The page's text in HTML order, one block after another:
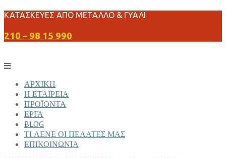
Skip
content
ΚΑΤΑΣΚΕΥΕΣ ΑΠΟ ΜΕΤΑΛΛΟ & ΓΥΑΛΙ
210 – 98 15 990
ΑΡΧΙΚΗ
Η ΕΤΑΙΡΕΙΑ
ΠΡΟΪΟΝΤΑ
ΕΡΓΑ
BLOG
ΤΙ ΛΕΝΕ ΟΙ ΠΕΛΑΤΕΣ ΜΑΣ
ΕΠΙΚΟΙΝΩΝΙΑ